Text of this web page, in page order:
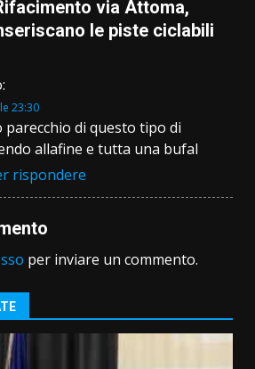
via Attoma,
le piste ciclabili
23:30
parecchio di questo tipo di
allafine e tutta una bufal
rispondere
per inviare un commento.